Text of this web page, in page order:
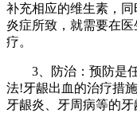
补充相应的维生素，
炎症所致，就需要在
疗。
3、防治：预防是任
法!牙龈出血的治疗措
牙龈炎、牙周病等的